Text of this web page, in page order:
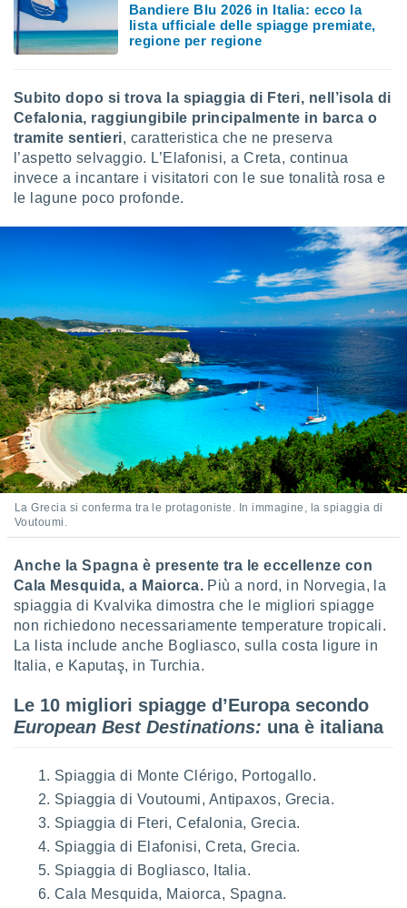
delle
e degli
nostri
Bandiere Blu 2026 in Italia: ecco la
lista ufficiale delle spiagge premiate,
regione per regione
Subito dopo si trova la spiaggia di Fteri, nell’isola di
Cefalonia, raggiungibile principalmente in barca o
tramite sentieri, caratteristica che ne preserva
l’aspetto selvaggio. L’Elafonisi, a Creta, continua
invece a incantare i visitatori con le sue tonalità rosa e
le lagune poco profonde.
La Grecia si conferma tra le protagoniste. In immagine, la spiaggia di
Voutoumi.
Anche la Spagna è presente tra le eccellenze con
Cala Mesquida, a Maiorca. Più a nord, in Norvegia, la
spiaggia di Kvalvika dimostra che le migliori spiagge
non richiedono necessariamente temperature tropicali.
La lista include anche Bogliasco, sulla costa ligure in
Italia, e Kaputaş, in Turchia.
Le 10 migliori spiagge d’Europa secondo
European Best Destinations: una è italiana
Spiaggia di Monte Clérigo, Portogallo.
Spiaggia di Voutoumi, Antipaxos, Grecia.
Spiaggia di Fteri, Cefalonia, Grecia.
Spiaggia di Elafonisi, Creta, Grecia.
Spiaggia di Bogliasco, Italia.
Cala Mesquida, Maiorca, Spagna.